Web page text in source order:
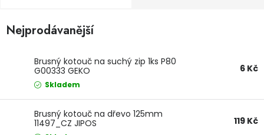
Značky
Nejprodávanější
Brusný kotouč na suchý zip 1ks P80
G00333 GEKO
6 Kč
Skladem
Brusný kotouč na dřevo 125mm
11497_CZ JIPOS
119 Kč